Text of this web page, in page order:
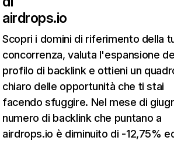
airdrops.io
Scopri i domini di riferimento della
concorrenza, valuta l'espansione
profilo di backlink e ottieni un
chiaro delle opportunità che ti stai
facendo sfuggire. Nel mese di
numero di backlink che puntano a
airdrops.io è diminuito di -12,75%